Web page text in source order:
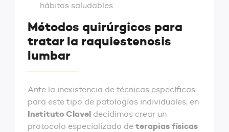
hábitos saludables.
Métodos quirúrgicos para
tratar la raquiestenosis
lumbar
Ante la inexistencia de técnicas específicas
para este tipo de patologías individuales, en
Instituto Clavel decidimos crear un
protocolo especializado de terapias físicas